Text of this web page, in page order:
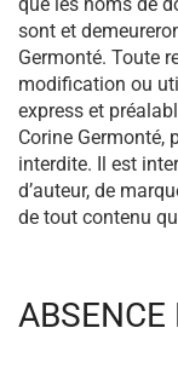
sont et
Germonté. Toute
modification ou
express et
Corine Germonté,
interdite. Il est
d’auteur, de
de tout contenu
ABSENCE